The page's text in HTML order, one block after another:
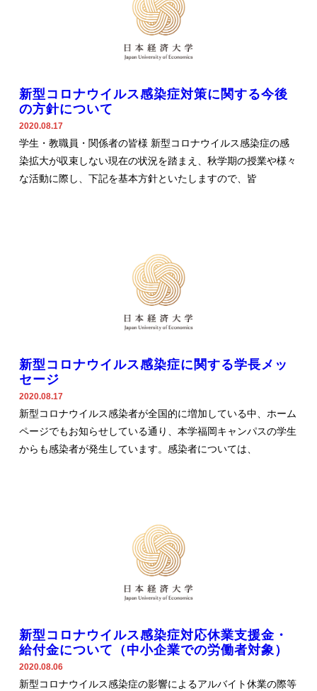
新型コロナウイルス感染症対策に関する今後
の方針について
2020.08.17
学生・教職員・関係者の皆様 新型コロナウイルス感染症の感
染拡大が収束しない現在の状況を踏まえ、秋学期の授業や様々
な活動に際し、下記を基本方針といたしますので、皆
新型コロナウイルス感染症に関する学長メッ
セージ
2020.08.17
新型コロナウイルス感染者が全国的に増加している中、ホーム
ページでもお知らせしている通り、本学福岡キャンパスの学生
からも感染者が発生しています。感染者については、
新型コロナウイルス感染症対応休業支援金・
給付金について（中小企業での労働者対象）
2020.08.06
新型コロナウイルス感染症の影響によるアルバイト休業の際等